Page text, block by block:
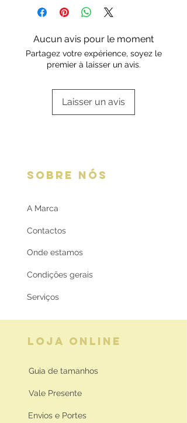
em caixa standard ou da marca.
Escolha a sua opção de
oferta
Aucun avis pour le moment
Partagez votre expérience, soyez le
premier à laisser un avis.
Laisser un avis
SOBRE NÓS
A Marca
Contactos
Onde estamos
Condições gerais
Serviços
LOJA ONLINE
Guia de tamanhos
Vale Presente
Envios e Portes